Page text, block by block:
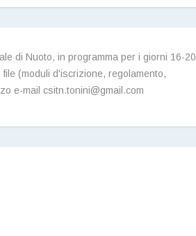
di Nuoto, in programma per i giorni 16-20
(moduli d'iscrizione, regolamento,
e-mail csitn.tonini@gmail.com